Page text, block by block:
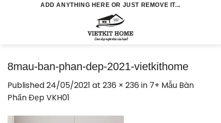
ADD ANYTHING HERE OR JUST REMOVE IT...
8mau-ban-phan-dep-2021-vietkithome
Published24/05/2021 at 236 × 236 in 7+ Mẫu Bàn
Phấn Đẹp VKH01